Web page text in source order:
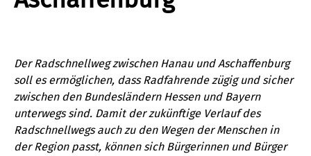
Der Radschnellweg zwischen Hanau und Aschaffenburg
soll es ermöglichen, dass Radfahrende zügig und sicher
zwischen den Bundesländern Hessen und Bayern
unterwegs sind. Damit der zukünftige Verlauf des
Radschnellwegs auch zu den Wegen der Menschen in
der Region passt, können sich Bürgerinnen und Bürger